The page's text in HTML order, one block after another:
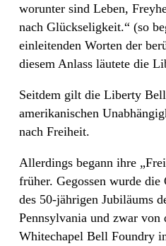
worunter sind Leben,
nach Glückseligkeit.“ (so
einleitenden Worten der
diesem Anlass läutete die
Seitdem gilt die Liberty
amerikanischen
nach Freiheit.
Allerdings begann ihre
früher. Gegossen wurde
des 50-jährigen Jubiläums
Pennsylvania und zwar von
Whitechapel Bell Foundry